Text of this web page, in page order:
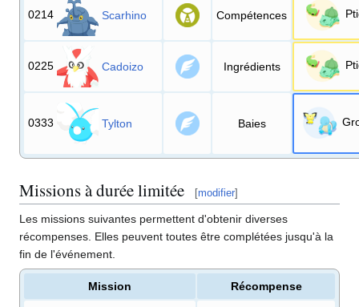
0214 Scarhino Compétences
0225 Cadoizo Ingrédients
0333 Tylton Baies
Missions à durée limitée [modifier]
Les missions suivantes permettent d'obtenir diverses
récompenses. Elles peuvent toutes être complétées jusqu'à la
fin de l'événement.
Mission Récompense